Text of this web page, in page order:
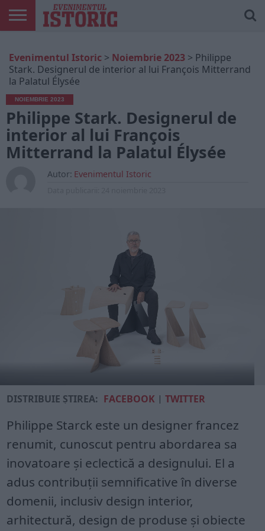
ONLINE
EDIȚII
TIPĂRITE
ISTORIC
PLAY
CONTUL
MEU
Evenimentul Istoric > Noiembrie 2023 > Philippe
Stark. Designerul de interior al lui François Mitterrand
la Palatul Élysée
NOIEMBRIE 2023
Philippe Stark. Designerul de
interior al lui François
Mitterrand la Palatul Élysée
Autor: Evenimentul Istoric
DISTRIBUIE ȘTIREA: FACEBOOK |TWITTER
Philippe Starck este un designer francez
renumit, cunoscut pentru abordarea sa
inovatoare și eclectică a designului. El a
adus contribuții semnificative în diverse
domenii, inclusiv design interior,
arhitectură, design de produse și obiecte